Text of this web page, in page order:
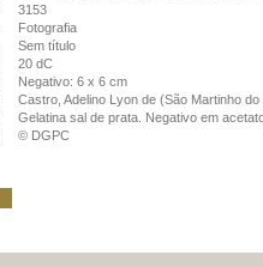
3153
Fotografia
Sem título
20 dC
Negativo: 6 x 6 cm
Castro, Adelino Lyon de (São Martinho
Gelatina sal de prata. Negativo em
© DGPC